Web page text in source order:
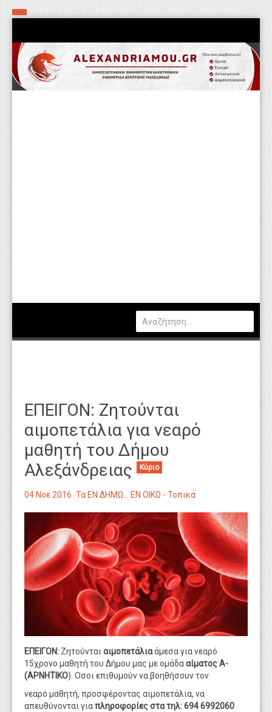
ΕΠΕΙΓΟΝ: Ζητούνται
αιμοπετάλια για νεαρό
μαθητή του Δήμου
Αλεξάνδρειας
Κύριο
04 Νοε 2016 Τα ΕΝ ΔΗΜΩ... ΕΝ ΟΙΚΩ - Τοπικά
ΕΠΕΙΓΟΝ: Ζητούνταιαιμοπετάλιαάμεσα για νεαρό
15χρονο μαθητή του Δήμου μας με ομάδααίματος Α-
(ΑΡΝΗΤΙΚΟ). Οσοι επιθυμούν να βοηθήσουν τον
νεαρό μαθητή, προσφέροντας αιμοπετάλια, να
απευθύνονται γιαπληροφορίες στα τηλ: 694 6992060
Αρχική
Τα εν δήμω εν οίκω
Πολιτιστικά-Εκκλησιαστικά
Καιρός
Τεχνολογία
Εκπαίδευση
Υγεία
Κυτίο Παραπόνων Πολιτών
WEBTV